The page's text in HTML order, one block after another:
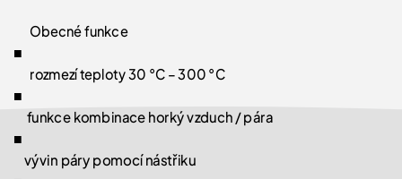
Obecné funkce
■
rozmezí teploty 30 °C – 300 °C
■
funkce kombinace horký vzduch / pára
■
vývin páry pomocí nástřiku